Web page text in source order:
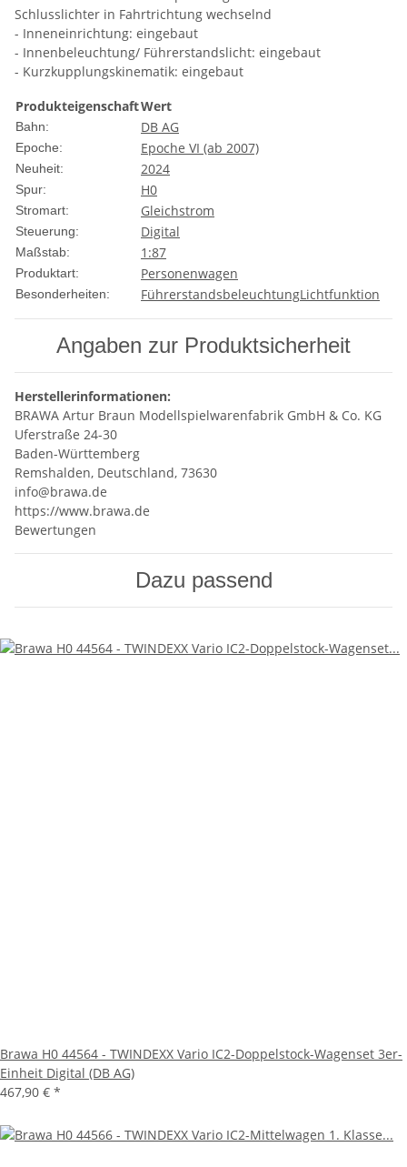
Schlusslichter in Fahrtrichtung wechselnd
- Inneneinrichtung: eingebaut
- Innenbeleuchtung/ Führerstandslicht: eingebaut
- Kurzkupplungskinematik: eingebaut
ProdukteigenschaftWert
Bahn: DB AG
Epoche: Epoche VI (ab 2007)
Neuheit: 2024
Spur: H0
Stromart: Gleichstrom
Steuerung: Digital
Maßstab: 1:87
Produktart: Personenwagen
Besonderheiten: FührerstandsbeleuchtungLichtfunktion
Angaben zur Produktsicherheit
Herstellerinformationen:
BRAWA Artur Braun Modellspielwarenfabrik GmbH & Co. KG
Uferstraße 24-30
Baden-Württemberg
Remshalden, Deutschland, 73630
info@brawa.de
https://www.brawa.de
Bewertungen
Dazu passend
Brawa H0 44564 - TWINDEXX Vario IC2-Doppelstock-Wagenset 3er-
Einheit Digital (DB AG)
467,90 € *